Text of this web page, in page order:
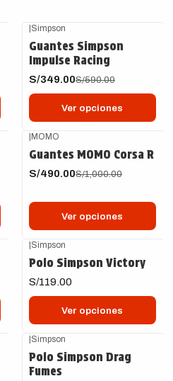
|Simpson
Guantes Simpson
Impulse Racing
S/349.00S/590.00
Ver opciones
|MOMO
Guantes MOMO Corsa R
S/490.00S/1,000.00
Ver opciones
|Simpson
Polo Simpson Victory
S/119.00
Ver opciones
|Simpson
Polo Simpson Drag
Fumes